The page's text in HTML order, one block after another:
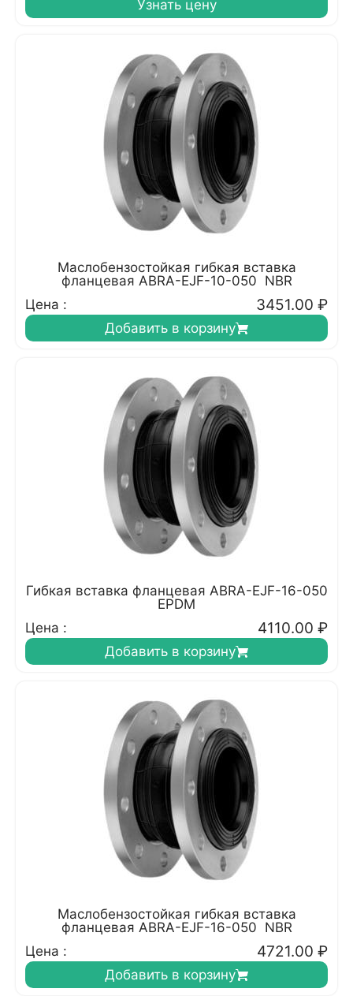
Узнать цену
Маслобензостойкая гибкая вставка
фланцевая ABRA-EJF-10-050 NBR
Цена :
3451.00 ₽
Добавить в корзину
Гибкая вставка фланцевая ABRA-EJF-16-050
EPDM
Цена :
4110.00 ₽
Добавить в корзину
Маслобензостойкая гибкая вставка
фланцевая ABRA-EJF-16-050 NBR
Цена :
4721.00 ₽
Добавить в корзину